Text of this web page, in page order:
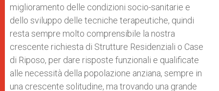
miglioramento delle condizioni socio-sanitarie e
dello sviluppo delle tecniche terapeutiche, quindi
resta sempre molto comprensibile la nostra
crescente richiesta di Strutture Residenziali o Case
di Riposo, per dare risposte funzionali e qualificate
alle necessità della popolazione anziana, sempre in
una crescente solitudine, ma trovando una grande